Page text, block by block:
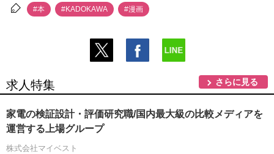
#本 #KADOKAWA #漫画
求人特集 さらに見る
家電の検証設計・評価研究職/国内最大級の比較メディアを
運営する上場グループ
株式会社マイベスト